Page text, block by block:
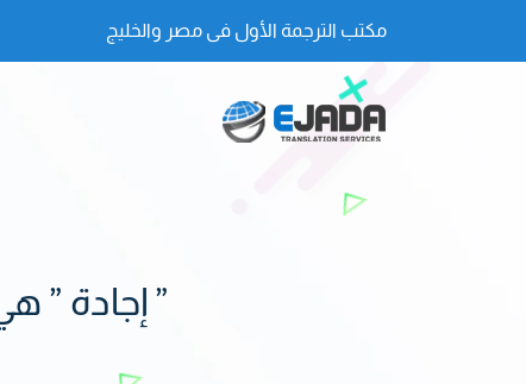
مكتب الترجمة الأول فى مصر والخليج
” إجادة ”